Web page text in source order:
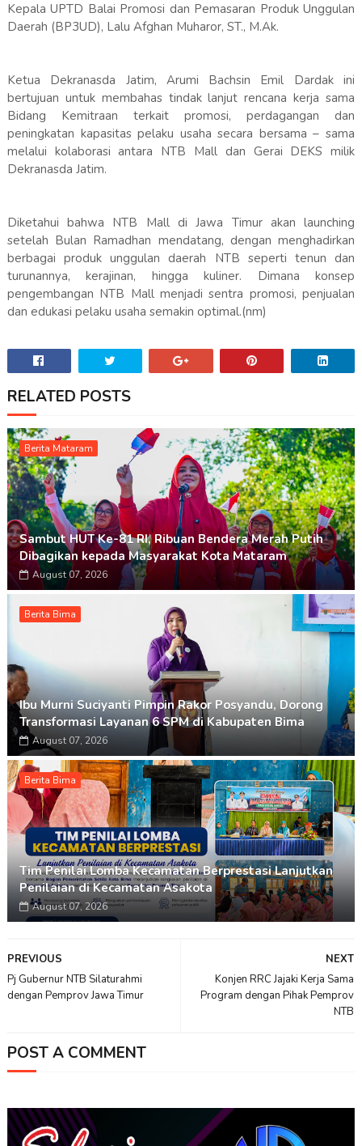
Kepala UPTD Balai Promosi dan Pemasaran Produk Unggulan
Daerah (BP3UD), Lalu Afghan Muharor, ST., M.Ak.
Ketua Dekranasda Jatim, Arumi Bachsin Emil Dardak ini
bertujuan untuk membahas tindak lanjut rencana kerja sama
Bidang Kemitraan terkait promosi, perdagangan dan
peningkatan kapasitas pelaku usaha secara bersama – sama
melalui kolaborasi antara NTB Mall dan Gerai DEKS milik
Dekranasda Jatim.
Diketahui bahwa NTB Mall di Jawa Timur akan launching
setelah Bulan Ramadhan mendatang, dengan menghadirkan
berbagai produk unggulan daerah NTB seperti tenun dan
turunannya, kerajinan, hingga kuliner. Dimana konsep
pengembangan NTB Mall menjadi sentra promosi, penjualan
dan edukasi pelaku usaha semakin optimal.(nm)
RELATED POSTS
Berita Mataram
Sambut HUT Ke-81 RI, Ribuan Bendera Merah Putih
Dibagikan kepada Masyarakat Kota Mataram
August 07, 2026
Berita Bima
Ibu Murni Suciyanti Pimpin Rakor Posyandu, Dorong
Transformasi Layanan 6 SPM di Kabupaten Bima
August 07, 2026
Berita Bima
Tim Penilai Lomba Kecamatan Berprestasi Lanjutkan
Penilaian di Kecamatan Asakota
August 07, 2026
NEXT
Konjen RRC Jajaki Kerja Sama
Program dengan Pihak Pemprov
NTB
PREVIOUS
Pj Gubernur NTB Silaturahmi
dengan Pemprov Jawa Timur
POST A COMMENT